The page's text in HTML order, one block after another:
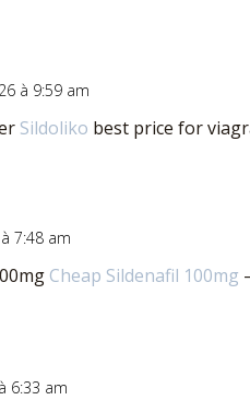
à 9:59 am
Sildoliko best price for
7:48 am
Cheap Sildenafil 100mg
6:33 am